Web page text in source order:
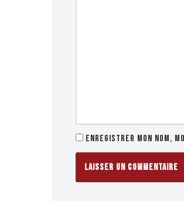
Enregistrer mon nom,